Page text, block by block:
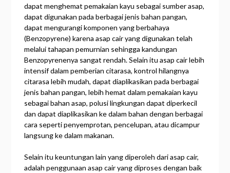
dapat menghemat pemakaian kayu sebagai sumber asap,
dapat digunakan pada berbagai jenis bahan pangan,
dapat mengurangi komponen yang berbahaya
(Benzopyrene) karena asap cair yang digunakan telah
melalui tahapan pemurnian sehingga kandungan
Benzopyrenenya sangat rendah. Selain itu asap cair lebih
intensif dalam pemberian citarasa, kontrol hilangnya
citarasa lebih mudah, dapat diaplikasikan pada berbagai
jenis bahan pangan, lebih hemat dalam pemakaian kayu
sebagai bahan asap, polusi lingkungan dapat diperkecil
dan dapat diaplikasikan ke dalam bahan dengan berbagai
cara seperti penyemprotan, pencelupan, atau dicampur
langsung ke dalam makanan.
Selain itu keuntungan lain yang diperoleh dari asap cair,
adalah penggunaan asap cair yang diproses dengan baik